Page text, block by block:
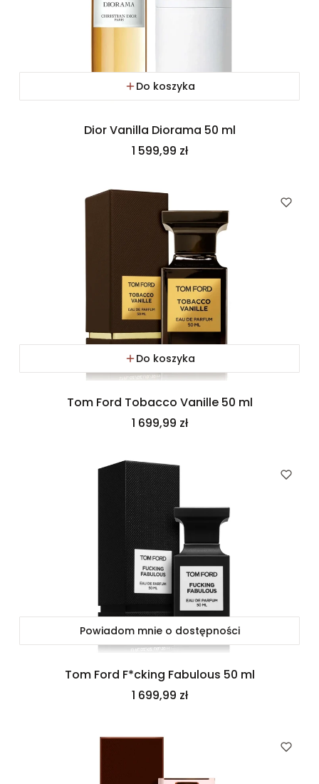
Do koszyka
Dior Vanilla Diorama 50 ml
Cena
1 599,99 zł
Do koszyka
Tom Ford Tobacco Vanille 50 ml
Cena
1 699,99 zł
Powiadom mnie o dostępności
Tom Ford F*cking Fabulous 50 ml
Cena
1 699,99 zł